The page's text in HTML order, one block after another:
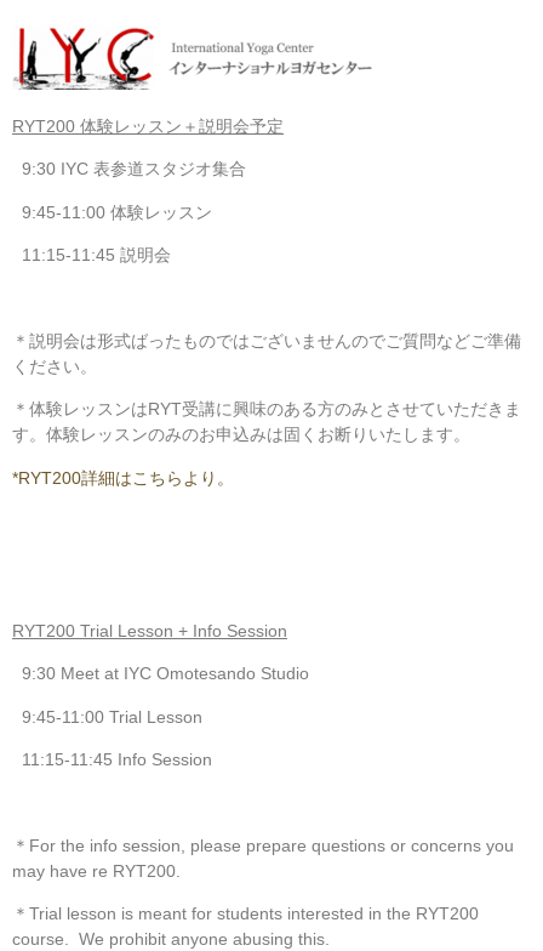
RYT200 体験レッスン＋説明会予定
9:30 IYC 表参道スタジオ集合
9:45-11:00 体験レッスン
11:15-11:45 説明会
＊説明会は形式ばったものではございませんのでご質問などご準備
ください。
＊体験レッスンはRYT受講に興味のある方のみとさせていただきま
す。体験レッスンのみのお申込みは固くお断りいたします。
*RYT200詳細はこちらより。
RYT200 Trial Lesson + Info Session
9:30 Meet at IYC Omotesando Studio
9:45-11:00 Trial Lesson
11:15-11:45 Info Session
＊For the info session, please prepare questions or concerns you
may have re RYT200.
＊Trial lesson is meant for students interested in the RYT200
course. We prohibit anyone abusing this.